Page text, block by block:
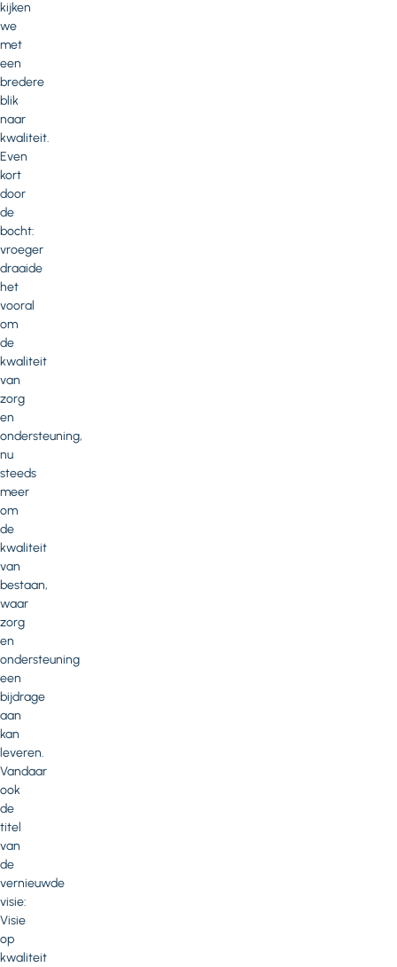
kijken
we
met
een
bredere
blik
naar
kwaliteit.
Even
kort
door
de
bocht:
vroeger
draaide
het
vooral
om
de
kwaliteit
van
zorg
en
ondersteuning,
nu
steeds
meer
om
de
kwaliteit
van
bestaan,
waar
zorg
en
ondersteuning
een
bijdrage
aan
kan
leveren.
Vandaar
ook
de
titel
van
de
vernieuwde
visie:
Visie
op
kwaliteit